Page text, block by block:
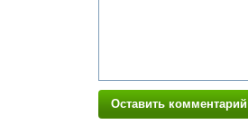
Оставить комментарий